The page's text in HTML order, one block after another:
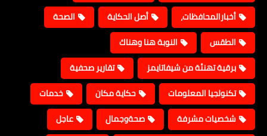
أخبارالمحافظات،
أصل الحكاية
الصحة
الطقس
النوبة هنا وهناك
برقية تهنئة من شيفاتايمز
تقارير صحفية
تكنولجيا المعلومات
حكاية مكان
خدمات
شخصيات مشرفة
صحةوجمال
عاجل